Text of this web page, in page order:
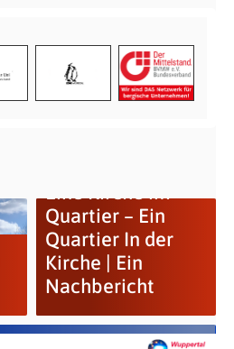
Quartier – Ein
Quartier In der
Kirche | Ein
Nachbericht